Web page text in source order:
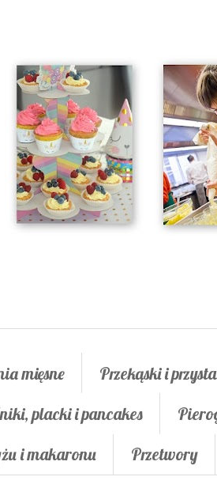
mięsne Przekąski i
placki i pancakes
i makaronu Przetwory